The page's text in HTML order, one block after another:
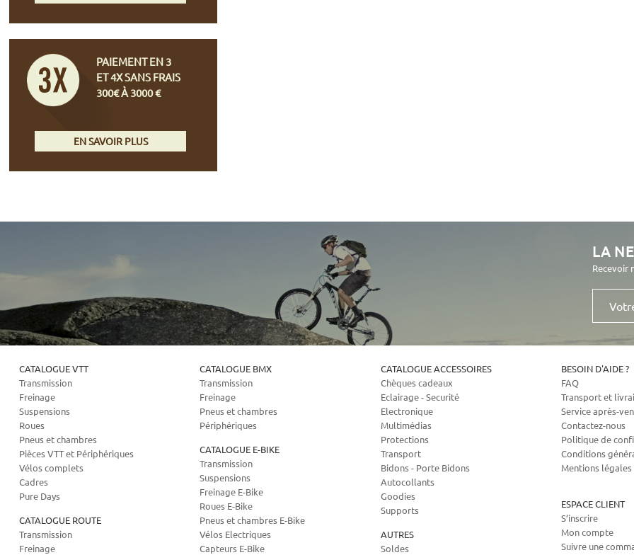
PAIEMENT EN 3
ET 4X SANS FRAIS
300€ À 3000 €
EN SAVOIR PLUS
LA
Recevoir
Votre
mail
CATALOGUE VTT
Transmission
Freinage
Suspensions
Roues
Pneus et chambres
Pièces VTT et Périphériques
Vélos complets
Cadres
Pure Days
CATALOGUE ROUTE
Transmission
Freinage
CATALOGUE BMX
Transmission
Freinage
Pneus et chambres
Périphériques
CATALOGUE E-BIKE
Transmission
Suspensions
Freinage E-Bike
Roues E-Bike
Pneus et chambres E-Bike
Vélos Electriques
Capteurs E-Bike
CATALOGUE ACCESSOIRES
Chèques cadeaux
Eclairage - Securité
Electronique
Multimédias
Protections
Transport
Bidons - Porte Bidons
Autocollants
Goodies
Supports
AUTRES
Soldes
BESOIN D'AIDE ?
FAQ
Transport et
Service après-
Contactez-nous
Politique de
Conditions
Mentions légales
ESPACE CLIENT
S’inscrire
Mon compte
Suivre une